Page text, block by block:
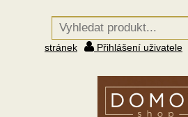
stránek
Přihlášení uživatele